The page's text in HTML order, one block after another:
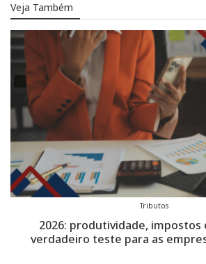
Veja Também
Tributos
Troféu Transparência ANEFAC
expansão: empresas de capital